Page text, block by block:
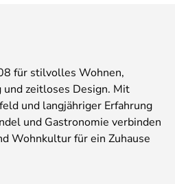
für stilvolles Wohnen,
zeitloses Design. Mit
und langjähriger Erfahrung
und Gastronomie verbinden
Wohnkultur für ein Zuhause